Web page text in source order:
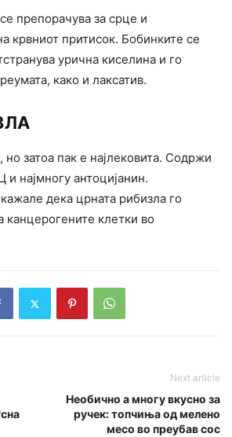
препорачува за срце и
крвниот притисок. Бобинките се
урична киселина и го
како и лаксатив.
но затоа пак е најлековита. Содржи
и најмногу антоцијанин.
дека црната рибизла го
канцерогените клетки во
Next article
Необично а многу вкусно за
ручек: топчиња од мелено
месо во преубав сос